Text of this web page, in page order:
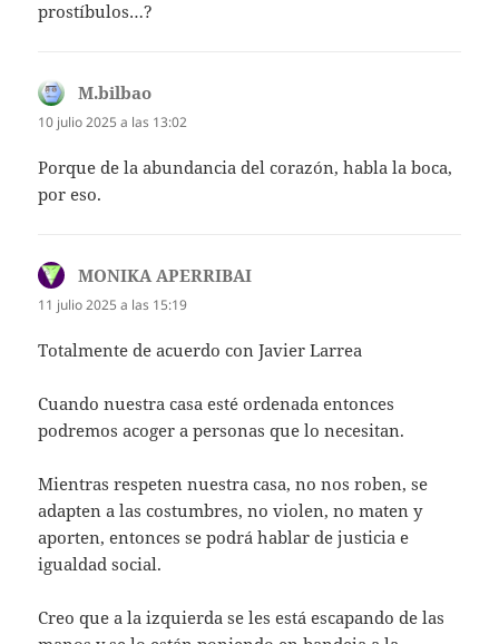
prostíbulos…?
M.bilbao
10 julio 2025 a las 13:02
Porque de la abundancia del corazón, habla la boca,
por eso.
MONIKA APERRIBAI
11 julio 2025 a las 15:19
Totalmente de acuerdo con Javier Larrea
Cuando nuestra casa esté ordenada entonces
podremos acoger a personas que lo necesitan.
Mientras respeten nuestra casa, no nos roben, se
adapten a las costumbres, no violen, no maten y
aporten, entonces se podrá hablar de justicia e
igualdad social.
Creo que a la izquierda se les está escapando de las